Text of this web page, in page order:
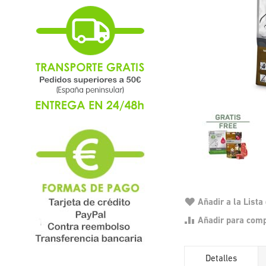
Añadir a la Lista
Añadir para
Detalles